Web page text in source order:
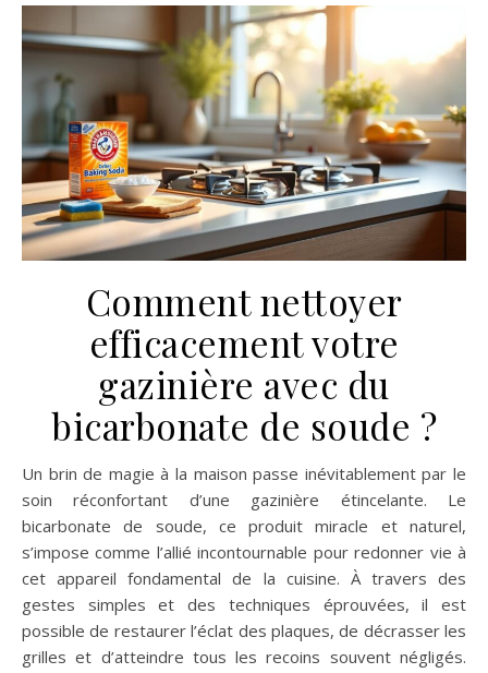
Comment nettoyer
efficacement votre
gazinière avec du
bicarbonate de soude ?
Un brin de magie à la maison passe inévitablement par le
soin réconfortant d’une gazinière étincelante. Le
bicarbonate de soude, ce produit miracle et naturel,
s’impose comme l’allié incontournable pour redonner vie à
cet appareil fondamental de la cuisine. À travers des
gestes simples et des techniques éprouvées, il est
possible de restaurer l’éclat des plaques, de décrasser les
grilles et d’atteindre tous les recoins souvent négligés.